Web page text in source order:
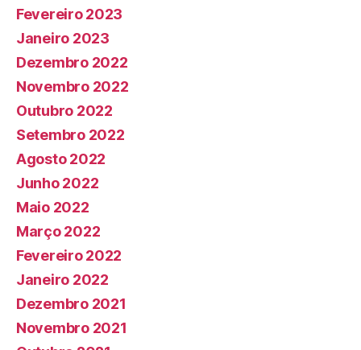
Fevereiro 2023
Janeiro 2023
Dezembro 2022
Novembro 2022
Outubro 2022
Setembro 2022
Agosto 2022
Junho 2022
Maio 2022
Março 2022
Fevereiro 2022
Janeiro 2022
Dezembro 2021
Novembro 2021